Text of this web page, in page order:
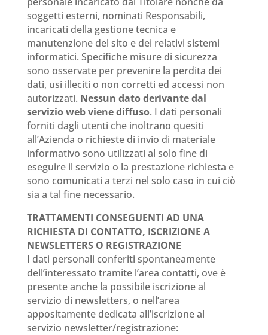
soggetti esterni, nominati Responsabili,
incaricati della gestione tecnica e
manutenzione del sito e dei relativi sistemi
informatici. Specifiche misure di sicurezza
sono osservate per prevenire la perdita dei
dati, usi illeciti o non corretti ed accessi non
autorizzati. Nessun dato derivante dal
servizio web viene diffuso. I dati personali
forniti dagli utenti che inoltrano quesiti
all’Azienda o richieste di invio di materiale
informativo sono utilizzati al solo fine di
eseguire il servizio o la prestazione richiesta e
sono comunicati a terzi nel solo caso in cui ciò
sia a tal fine necessario.
TRATTAMENTI CONSEGUENTI AD UNA
RICHIESTA DI CONTATTO, ISCRIZIONE A
NEWSLETTERS O REGISTRAZIONE
I dati personali conferiti spontaneamente
dell’interessato tramite l’area contatti, ove è
presente anche la possibile iscrizione al
servizio di newsletters, o nell’area
appositamente dedicata all’iscrizione al
servizio newsletter/registrazione: